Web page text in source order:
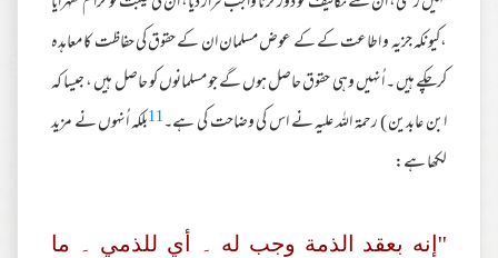
،کیونکہ جزیہ و اطاعت کے کے عوض مسلمان ان کے حقوق کی حفاظت کا معاہدہ
کرچکے ہیں ۔ اُنہیں وہی حقوق حاصل ہوں گے جو مسلمانوں کو حاصل ہیں ، جیسا کہ
ابن عابدین ) رحمة اللہ علیہ نے اس کی وضاحت کی ہے۔11بلکہ اُنہوں نے مزید
لکھا ہے:
''إنه بعقد الذمة وجب له ۔ أي للذمي ۔ ما